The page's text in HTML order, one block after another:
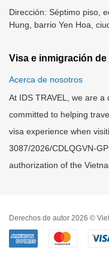
Dirección: Séptimo piso,
Hung, barrio Yen Hoa,
Visa e inmigración de
Acerca de nosotros
At IDS TRAVEL, we are
committed to helping
visa experience when
3087/2026/CDLQGVN-
authorization of the
Derechos de autor 2026 ©